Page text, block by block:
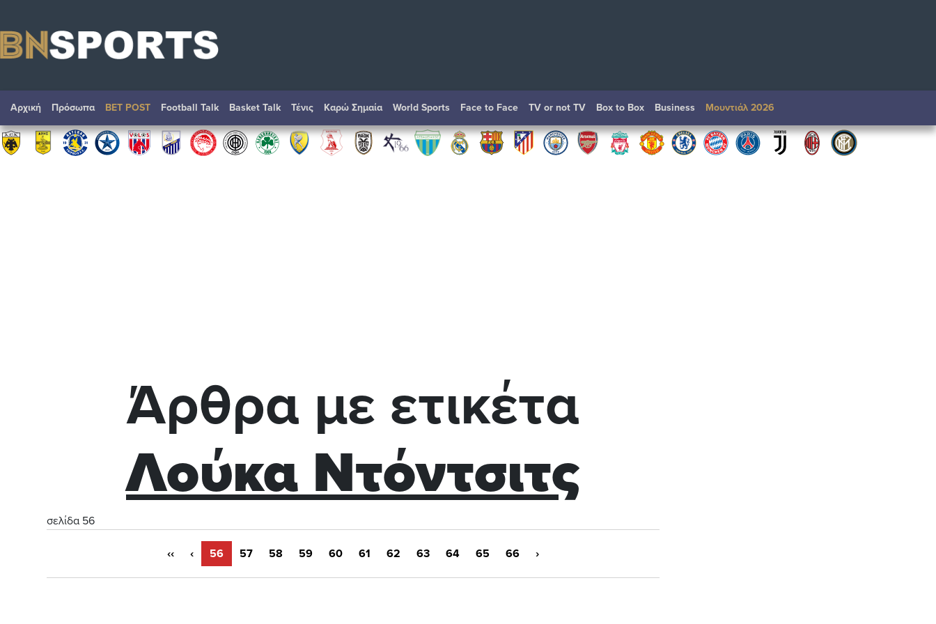
Αρχική Πρόσωπα BET POST Football Talk Basket Talk Τένις Καρώ Σημαία World Sports Face to Face TV or not TV Box to Box Βusiness Μουντιάλ 2026
Άρθρα με ετικέτα
Λούκα Ντόντσιτς
σελίδα 56
‹‹ ‹ 56 57 58 59 60 61 62 63 64 65 66 ›